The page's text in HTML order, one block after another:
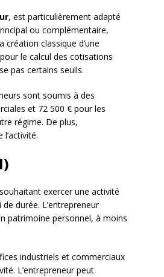
, est particulièrement adapté
ou complémentaire,
classique d’une
le calcul des cotisations
pas certains seuils.
sont soumis à des
et 72 500 € pour les
régime. De plus,
exercer une activité
durée. L’entrepreneur
patrimoine personnel, à moins
industriels et commerciaux
L’entrepreneur peut